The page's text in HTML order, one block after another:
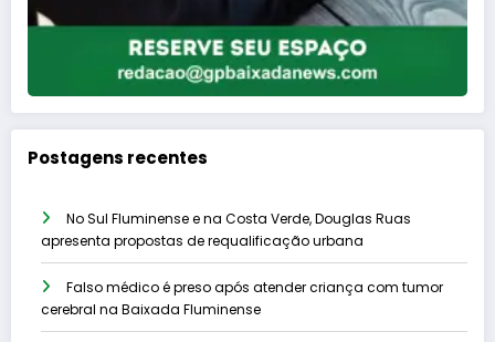
Postagens recentes
No Sul Fluminense e na Costa Verde, Douglas Ruas
apresenta propostas de requalificação urbana
Falso médico é preso após atender criança com tumor
cerebral na Baixada Fluminense